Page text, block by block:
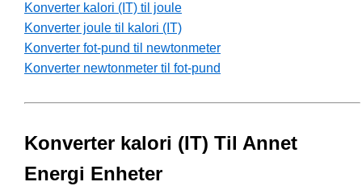
Konverter kalori (IT) til joule
Konverter joule til kalori (IT)
Konverter fot-pund til newtonmeter
Konverter newtonmeter til fot-pund
Konverter kalori (IT) Til Annet
Energi Enheter